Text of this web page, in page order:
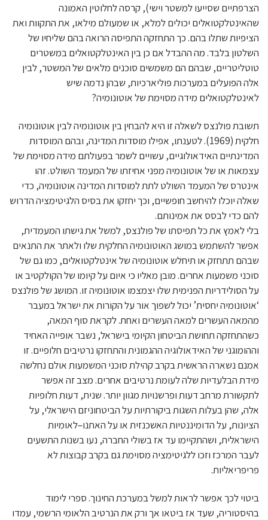
הצרפתיים שסייעו למשטר וישי), קרסה לחלוטין האמונה
שהאינטלקטואלים יכולים למלא, או שמעולם מילאו, את התקוות ואת
הציפיות שתלו בהם. כך התחזקה התפיסה הרואה בהם שליחיו של
השלטון בלבד. מה ההבדל אם כן בין האינטלקטואלים במשטרים
טוטליטריים, שבהם הם משמשים סוכנים מלאים של המשטר, לבין
אלה הפועלים במערכות פוליארכיות, שבהן נדמה שיש
לאינטלקטואלים מידה מסוימת של אוטונומיה?
תשובת פולנצס לשאלה זו היא להבחין בין אוטונומיה לבין אוטונומיה
חלקית (1969). לטענתו, אפילו מוסדות המדינה, ובהם המוסדות
המדינתיים האידאולוגיים, עשויים לשמר בפעולתם מידה מסוימת של
עצמאות או של אוטונומיה מפני אחיזתו של המעמד השולט. זהו
אינטרס של המעמד השולט לתת למוסדות המדינה אוטונומיה, כדי
שאלה יוכלו להיחשב חופשיים, וכך יחזקו את בסיס הלגיטימציה הדרוש
להם כדי לבסס את אמינותם.
בלי לאמץ את כל תפיסתו של פולנצס, למשל את גישתו המעמדית,
אפשר להשתמש במושג האוטונומיה החלקית שלו ולאתר את התנאים
שבהם תתחזק או תיחלש אוטונומיה של אינטלקטואלים, כמו גם של
סוכני משמעות אחרים. מובן מאליו כי איום על קיומו של הקולקטיב או
על הסולידריות הפנימית שלו יצמצמו אוטונומיה זו. המושג של פולנצס
‘אוטונומיה יחסית’ יכול לשפוך אור על הקורות את ישראל במעבר
מהמאה העשרים למאה העשרים ואחת. לקראת סוף המאה,
כשהתחזקה תחושת הביטחון הקיומי בישראל, נשבר אופייה האחיד
וההומוגני של האידאולוגיה ההגמונית והתחזקו נרטיבים חלופיים. זו
אמנם נשארה הראשית בקרב קהילת סוכני המשמעות אולם נחלשה
מידת הבלעדיות שלה לעומת נרטיבים אחרים. מצב זה אפשר
לתקשורת מרחב דעות ופרשנויות מגוון יותר. שנית, דעות חלופיות
אלה, שהן בעלות השגות ביקורתיות על הביטחוניזם הישראלי, על
הציונות, על הדומיננטיות האשכנזית או על האתנו–לאומיות
הישראלית, ושהתקיימו עד אז בשולי החברה, נעו בשנות התשעים
לעבר המרכז וזכו ללגיטימציה מסוימת גם בקרב קבוצות לא
פריפריאליות.
ביטוי לכך אפשר לראות למשל במערכת החינוך. ספרי לימוד
בהיסטוריה, שעד אז ביטאו אך ורק את הנרטיב הלאומי הרשמי, עמדו